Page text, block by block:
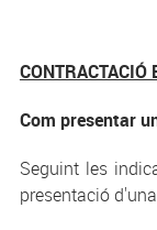
CONTRACTACIÓ
Com presentar
Seguint les
presentació